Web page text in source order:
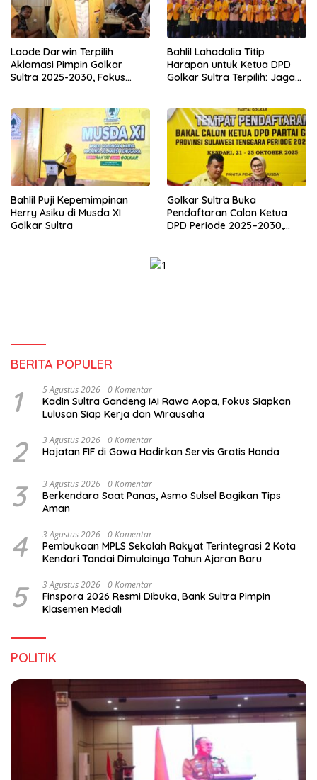
Laode Darwin Terpilih
Aklamasi Pimpin Golkar
Sultra 2025-2030, Fokus
Bahlil Lahadalia Titip
Harapan untuk Ketua DPD
Golkar Sultra Terpilih: Jaga
Bahlil Puji Kepemimpinan
Herry Asiku di Musda XI
Golkar Sultra
Golkar Sultra Buka
Pendaftaran Calon Ketua
DPD Periode 2025–2030,
BERITA POPULER
1 5 Agustus 2026 0 Komentar
Kadin Sultra Gandeng IAI Rawa Aopa, Fokus Siapkan
Lulusan Siap Kerja dan Wirausaha
2 3 Agustus 2026 0 Komentar
Hajatan FIF di Gowa Hadirkan Servis Gratis Honda
3 3 Agustus 2026 0 Komentar
Berkendara Saat Panas, Asmo Sulsel Bagikan Tips
Aman
4 3 Agustus 2026 0 Komentar
Pembukaan MPLS Sekolah Rakyat Terintegrasi 2 Kota
Kendari Tandai Dimulainya Tahun Ajaran Baru
5 3 Agustus 2026 0 Komentar
Finspora 2026 Resmi Dibuka, Bank Sultra Pimpin
Klasemen Medali
POLITIK